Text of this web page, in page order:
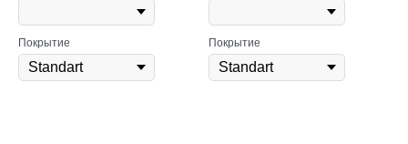
Покрытие Покрытие